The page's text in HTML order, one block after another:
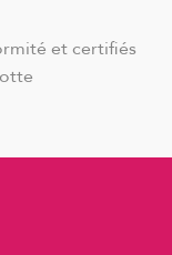
et certifiés